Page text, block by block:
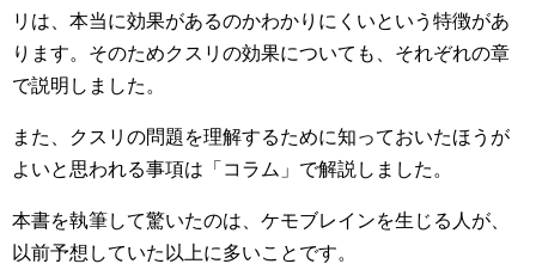
リは、本当に効果があるのかわかりにくいという特徴があ
ります。そのためクスリの効果についても、それぞれの章
で説明しました。
また、クスリの問題を理解するために知っておいたほうが
よいと思われる事項は「コラム」で解説しました。
本書を執筆して驚いたのは、ケモブレインを生じる人が、
以前予想していた以上に多いことです。